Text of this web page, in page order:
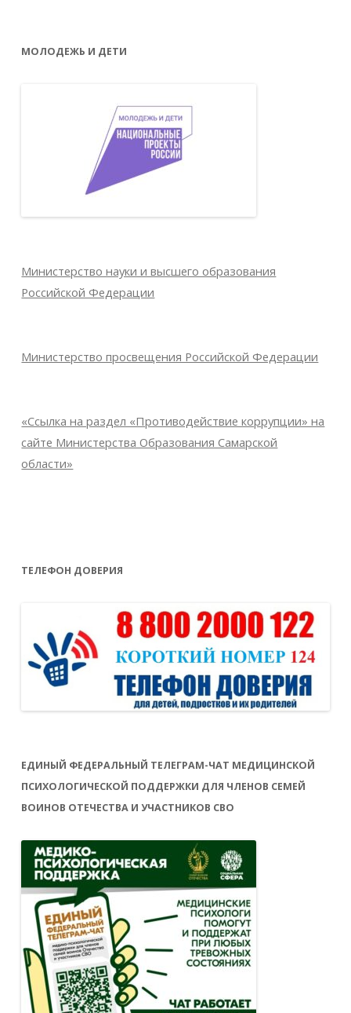
МОЛОДЕЖЬ И ДЕТИ
Министерство науки и высшего образования
Российской Федерации
Министерство просвещения Российской Федерации
«Ссылка на раздел «Противодействие коррупции» на
сайте Министерства Образования Самарской
области»
ТЕЛЕФОН ДОВЕРИЯ
ЕДИНЫЙ ФЕДЕРАЛЬНЫЙ ТЕЛЕГРАМ-ЧАТ МЕДИЦИНСКОЙ
ПСИХОЛОГИЧЕСКОЙ ПОДДЕРЖКИ ДЛЯ ЧЛЕНОВ СЕМЕЙ
ВОИНОВ ОТЕЧЕСТВА И УЧАСТНИКОВ СВО